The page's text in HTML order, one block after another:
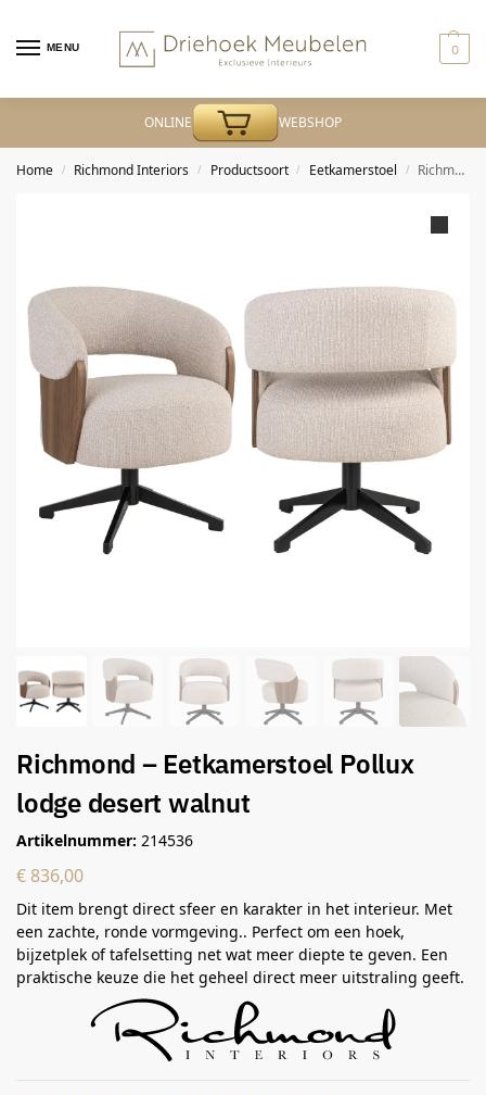
MENU 0
ONLINE WEBSHOP
Home / Richmond Interiors / Productsoort / Eetkamerstoel / Richmond – Eetkamerstoel Pollux lodge desert walnut
Richmond – Eetkamerstoel Pollux
lodge desert walnut
Artikelnummer: 214536
€ 836,00
Dit item brengt direct sfeer en karakter in het interieur. Met
een zachte, ronde vormgeving.. Perfect om een hoek,
bijzetplek of tafelsetting net wat meer diepte te geven. Een
praktische keuze die het geheel direct meer uitstraling geeft.